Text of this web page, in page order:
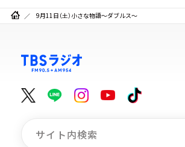
9月11日（土）小さな物語～ダブルス～